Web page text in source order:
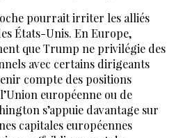
pourrait irriter les alliés
États-Unis. En Europe,
que Trump ne privilégie des
avec certains dirigeants
compte des positions
européenne ou de
s’appuie davantage sur
capitales européennes